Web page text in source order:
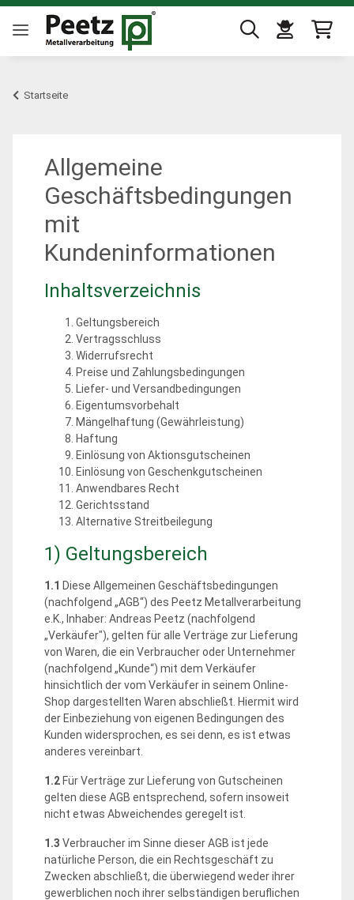
Startseite
Allgemeine
Geschäftsbedingungen
mit
Kundeninformationen
Inhaltsverzeichnis
Geltungsbereich
Vertragsschluss
Widerrufsrecht
Preise und Zahlungsbedingungen
Liefer- und Versandbedingungen
Eigentumsvorbehalt
Mängelhaftung (Gewährleistung)
Haftung
Einlösung von Aktionsgutscheinen
Einlösung von Geschenkgutscheinen
Anwendbares Recht
Gerichtsstand
Alternative Streitbeilegung
1) Geltungsbereich
1.1 Diese Allgemeinen Geschäftsbedingungen
(nachfolgend „AGB“) des Peetz Metallverarbeitung
e.K., Inhaber: Andreas Peetz (nachfolgend
„Verkäufer"), gelten für alle Verträge zur Lieferung
von Waren, die ein Verbraucher oder Unternehmer
(nachfolgend „Kunde“) mit dem Verkäufer
hinsichtlich der vom Verkäufer in seinem Online-
Shop dargestellten Waren abschließt. Hiermit wird
der Einbeziehung von eigenen Bedingungen des
Kunden widersprochen, es sei denn, es ist etwas
anderes vereinbart.
1.2 Für Verträge zur Lieferung von Gutscheinen
gelten diese AGB entsprechend, sofern insoweit
nicht etwas Abweichendes geregelt ist.
1.3 Verbraucher im Sinne dieser AGB ist jede
natürliche Person, die ein Rechtsgeschäft zu
Zwecken abschließt, die überwiegend weder ihrer
gewerblichen noch ihrer selbständigen beruflichen